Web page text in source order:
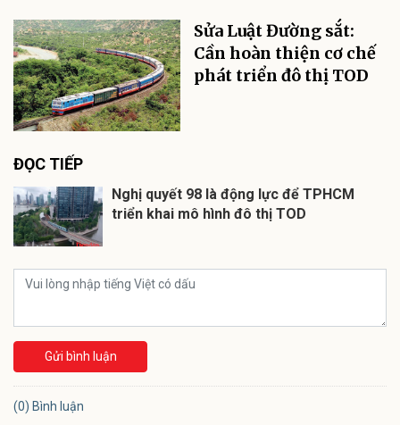
Sửa Luật Đường sắt:
Cần hoàn thiện cơ chế
phát triển đô thị TOD
ĐỌC TIẾP
Nghị quyết 98 là động lực để TPHCM
triển khai mô hình đô thị TOD
Gửi bình luận
(0) Bình luận